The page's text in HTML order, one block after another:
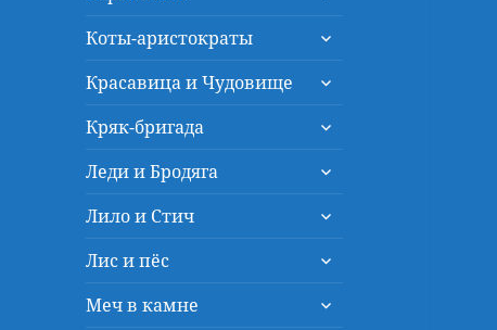
меню
Коты-аристократы
раскрыть
меню
Красавица и Чудовище
раскрыть
меню
Кряк-бригада
раскрыть
меню
Леди и Бродяга
раскрыть
меню
Лило и Стич
раскрыть
меню
Лис и пёс
раскрыть
меню
Меч в камне
раскрыть